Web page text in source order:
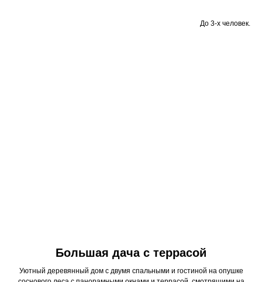
До 3-х человек.
Большая дача с террасой
Уютный деревянный дом с двумя спальными и гостиной на опушке